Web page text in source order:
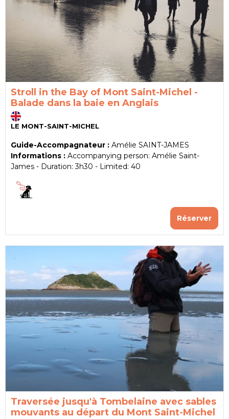
Stroll in the Bay of Mont Saint-Michel -
Balade dans la baie en Anglais
LE MONT-SAINT-MICHEL
Guide-Accompagnateur : Amélie SAINT-JAMES
Informations : Accompanying person: Amélie Saint-
James
Duration: 3h30 Limited: 40
Réserver
Traversée jusqu'à Tombelaine avec sables
mouvants au départ du Mont Saint-Michel